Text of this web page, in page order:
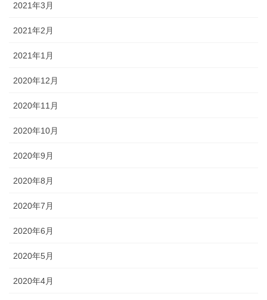
2021年3月
2021年2月
2021年1月
2020年12月
2020年11月
2020年10月
2020年9月
2020年8月
2020年7月
2020年6月
2020年5月
2020年4月